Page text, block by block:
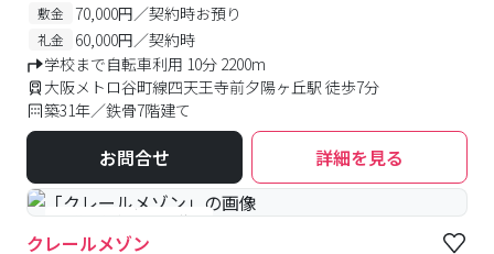
敷金 70,000円／契約時お預り
礼金
60,000円／契約時
学校まで自転車利用 10分 2200m
大阪メトロ谷町線四天王寺前夕陽ヶ丘駅 徒歩7分
築31年／鉄骨7階建て
お問合せ 詳細を見る
#予約受付中 #空室待ち
クレールメゾン